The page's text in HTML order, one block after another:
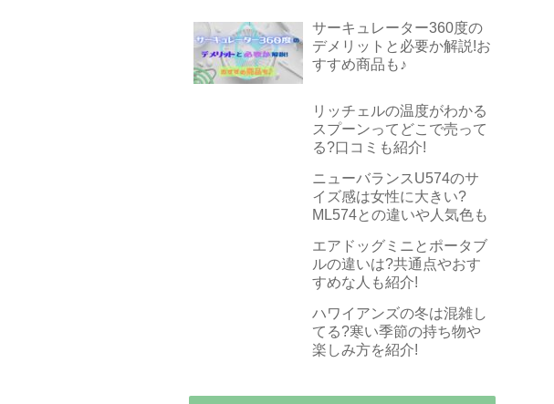
サーキュレーター360度の
デメリットと必要か解説!お
すすめ商品も♪
リッチェルの温度がわかる
スプーンってどこで売って
る?口コミも紹介!
ニューバランスU574のサ
イズ感は女性に大きい?
ML574との違いや人気色も
エアドッグミニとポータブ
ルの違いは?共通点やおす
すめな人も紹介!
ハワイアンズの冬は混雑し
てる?寒い季節の持ち物や
楽しみ方を紹介!